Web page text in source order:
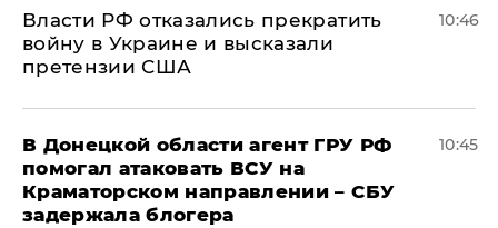
Власти РФ отказались прекратить
войну в Украине и высказали
претензии США
10:46
В Донецкой области агент ГРУ РФ
помогал атаковать ВСУ на
Краматорском направлении – СБУ
задержала блогера
10:45